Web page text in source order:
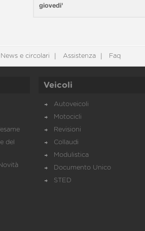
giovedi'
News e circolari Assistenza Faq
del
Veicoli
Autoveicoli
Motocicli
Revisioni
Collaudi
Modulistica
Documento Unico
STED